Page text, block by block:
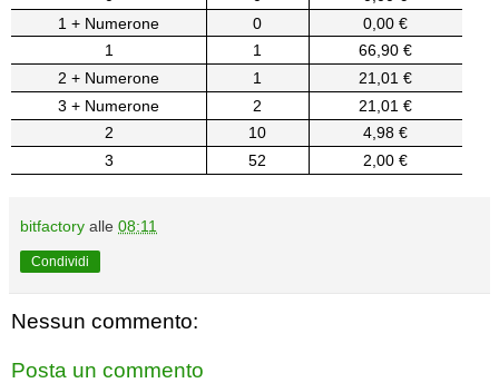
1 + Numerone
0
0,00 €
1
1
66,90 €
2 + Numerone
1
21,01 €
3 + Numerone
2
21,01 €
2
10
4,98 €
3
52 2,00 €
bitfactory alle 08:11
Condividi
Nessun commento:
Posta un commento